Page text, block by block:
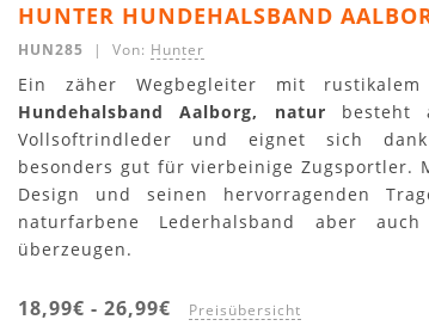
HUNTER HUNDEHALSBAND
HUN285 | Von: Hunter
Ein zäher Wegbegleiter mit
Hundehalsband Aalborg, natur besteht
Vollsoftrindleder und eignet sich
besonders gut für vierbeinige Zugsportler.
Design und seinen hervorragenden
naturfarbene Lederhalsband aber
überzeugen.
18,99€ - 26,99€ Preisübersicht